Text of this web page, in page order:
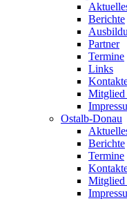
Berichte
Partner
Termine
Links
Mitglied
Ostalb-Donau
Berichte
Termine
Mitglied